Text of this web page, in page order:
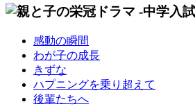
感動の瞬間
わが子の成長
きずな
ハプニングを乗り超えて
後輩たちへ